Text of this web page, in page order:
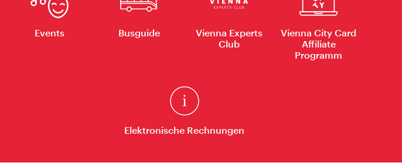
Events Busguide
Vienna Experts
Club
Vienna City Card
Affiliate
Programm
Elektronische Rechnungen